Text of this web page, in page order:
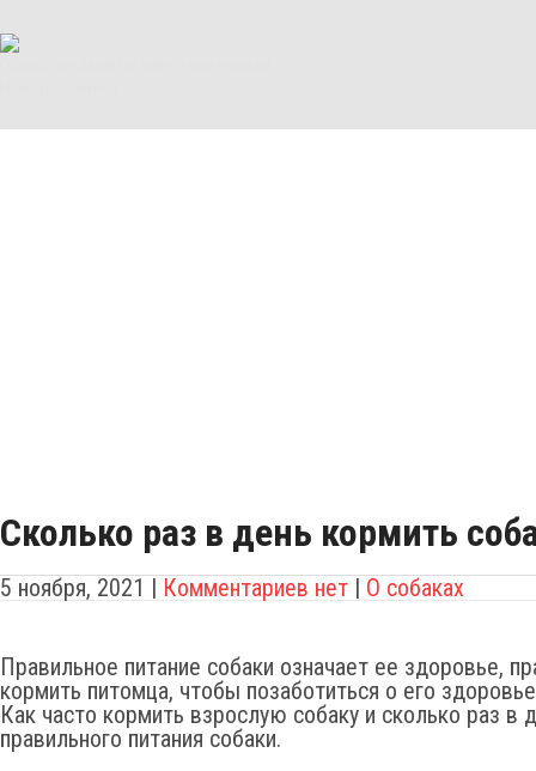
Сколько раз в день кормить
5 ноября, 2021 | Комментариев нет | О собаках
Правильное питание собаки означает ее здоровье,
кормить питомца, чтобы позаботиться о его
Как часто кормить взрослую собаку и сколько раз в
правильного питания собаки.